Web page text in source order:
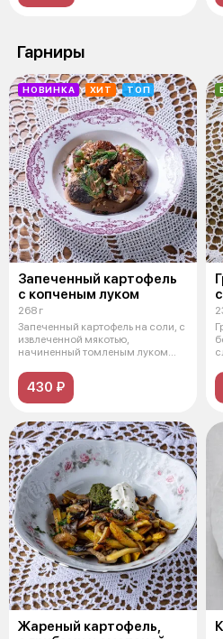
Гарниры
НОВИНКА ХИТ ТОП
Запеченный картофель
с копченым луком
268 г
Запеченный картофель на соли, с
извлеченной мякотью,
начиненный томленым луком
430 ₽
Жареный картофель,